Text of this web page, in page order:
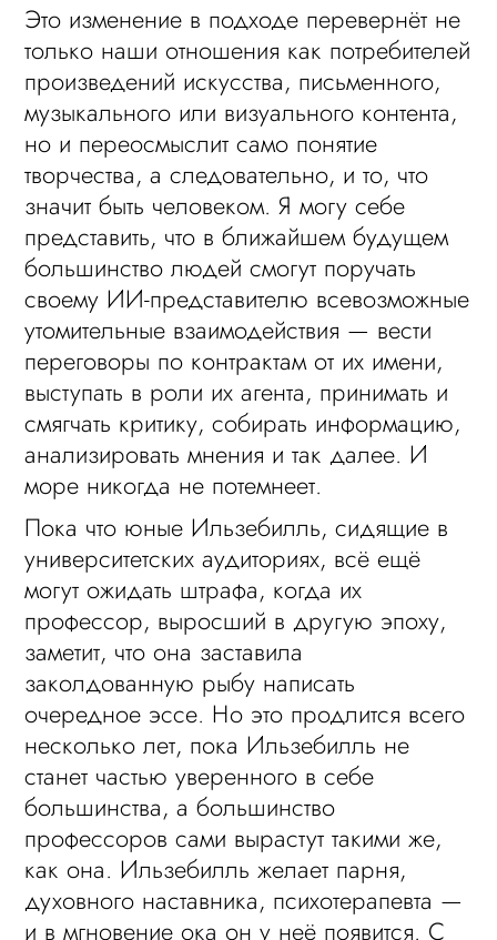
Это изменение в подходе перевернёт не
только наши отношения как потребителей
произведений искусства, письменного,
музыкального или визуального контента,
но и переосмыслит само понятие
творчества, а следовательно, и то, что
значит быть человеком. Я могу себе
представить, что в ближайшем будущем
большинство людей смогут поручать
своему ИИ-представителю всевозможные
утомительные взаимодействия — вести
переговоры по контрактам от их имени,
выступать в роли их агента, принимать и
смягчать критику, собирать информацию,
анализировать мнения и так далее. И
море никогда не потемнеет.
Пока что юные Ильзебилль, сидящие в
университетских аудиториях, всё ещё
могут ожидать штрафа, когда их
профессор, выросший в другую эпоху,
заметит, что она заставила
заколдованную рыбу написать
очередное эссе. Но это продлится всего
несколько лет, пока Ильзебилль не
станет частью уверенного в себе
большинства, а большинство
профессоров сами вырастут такими же,
как она. Ильзебилль желает парня,
духовного наставника, психотерапевта —
и в мгновение ока он у неё появится. С